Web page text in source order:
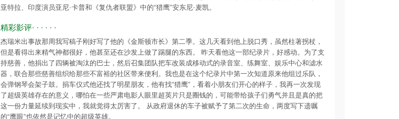
亚特拉、印度演员亚尼·卡普和《复仇者联盟》中的“猎鹰”安东尼·麦凯。
精彩影评· · · · · ·
杰瑞米出事故那周我写稿子刚好写了他的《金斯顿市长》第二季。这几天看到他上脱口秀，虽然柱著拐杖，
但是看得出来精气神都很好，他甚至还在沙发上做了踢腿的东西。 昨天看他这一部纪录片，好感动。为了支
持慈善，他捐出了四辆被淘汰的巴士，然后召集团队把车改装成移动式的录音室、练舞室、娱乐中心和滤水
器，联合那些慈善组织给那些不富裕的社区带来便利。我也是在这个纪录片中第一次知道原来他组过乐队，
会弹钢琴会架子鼓。捐车仪式他还找了明星朋友，他有找“猎鹰”，看着小朋友们开心的样子，我再一次发现
了超级英雄存在的意义，哪怕在一些严肃电影人眼里超英片只是圈钱的，可能带给孩子们勇气并且是真的把
这一份力量延续到现实中，我就觉得太厉害了。 从政府退休的车子被赋予了第二次的生命，两度写下遗嘱
的“鹰眼”也依然是记忆中的超级英雄。